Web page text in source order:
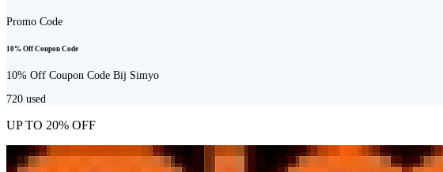
Promo Code
10% Off Coupon Code
10% Off Coupon Code Bij Simyo
720 used
UP TO 20% OFF